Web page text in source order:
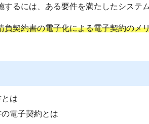
するには、ある要件を満たしたシステ
負契約書の電子化による電子契約のメ
は
電子契約とは